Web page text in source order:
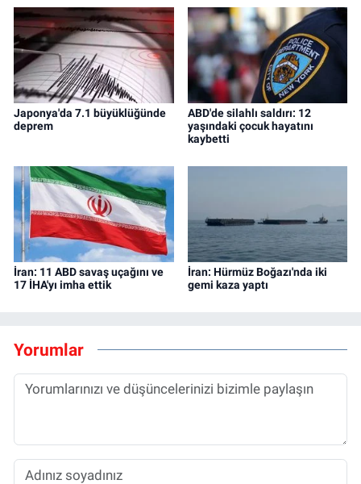
Japonya'da 7.1 büyüklüğünde
deprem
ABD'de silahlı saldırı: 12
yaşındaki çocuk hayatını
kaybetti
İran: 11 ABD savaş uçağını ve
17 İHA'yı imha ettik
İran: Hürmüz Boğazı'nda iki
gemi kaza yaptı
Yorumlar